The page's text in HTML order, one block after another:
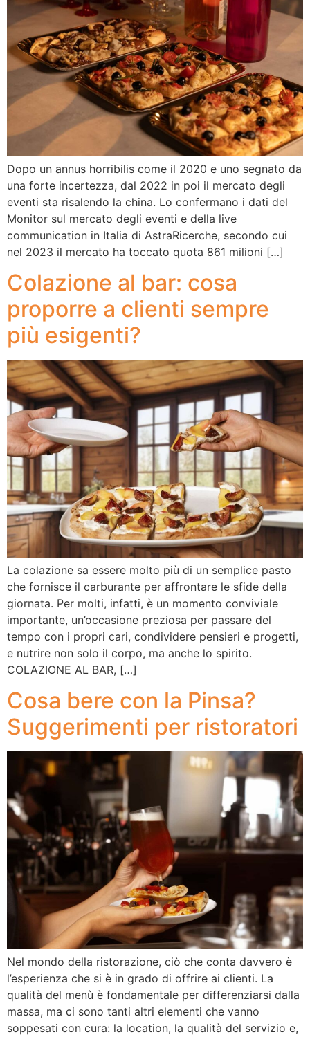
Dopo un annus horribilis come il 2020 e uno segnato da
una forte incertezza, dal 2022 in poi il mercato degli
eventi sta risalendo la china. Lo confermano i dati del
Monitor sul mercato degli eventi e della live
communication in Italia di AstraRicerche, secondo cui
nel 2023 il mercato ha toccato quota 861 milioni […]
Colazione al bar: cosa
proporre a clienti sempre
più esigenti?
La colazione sa essere molto più di un semplice pasto
che fornisce il carburante per affrontare le sfide della
giornata. Per molti, infatti, è un momento conviviale
importante, un’occasione preziosa per passare del
tempo con i propri cari, condividere pensieri e progetti,
e nutrire non solo il corpo, ma anche lo spirito.
COLAZIONE AL BAR, […]
Cosa bere con la Pinsa?
Suggerimenti per ristoratori
Nel mondo della ristorazione, ciò che conta davvero è
l’esperienza che si è in grado di offrire ai clienti. La
qualità del menù è fondamentale per differenziarsi dalla
massa, ma ci sono tanti altri elementi che vanno
soppesati con cura: la location, la qualità del servizio e,